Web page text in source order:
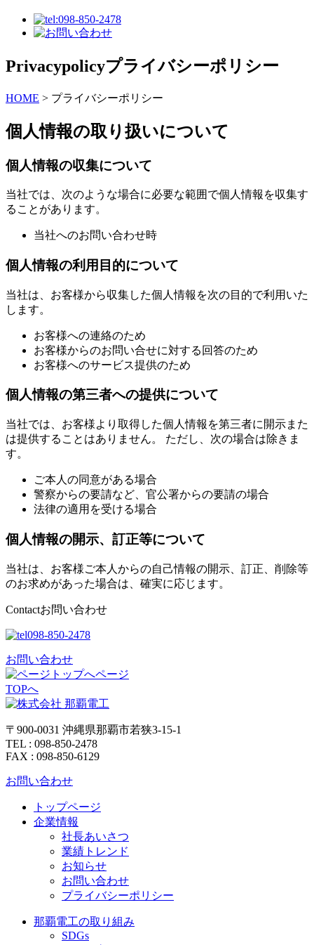
Privacypolicyプライバシーポリシー
HOME > プライバシーポリシー
個人情報の取り扱いについて
個人情報の収集について
当社では、次のような場合に必要な範囲で個人情報を収集す
ることがあります。
当社へのお問い合わせ時
個人情報の利用目的について
当社は、お客様から収集した個人情報を次の目的で利用いた
します。
お客様への連絡のため
お客様からのお問い合せに対する回答のため
お客様へのサービス提供のため
個人情報の第三者への提供について
当社では、お客様より取得した個人情報を第三者に開示また
は提供することはありません。 ただし、次の場合は除きま
す。
ご本人の同意がある場合
警察からの要請など、官公署からの要請の場合
法律の適用を受ける場合
個人情報の開示、訂正等について
当社は、お客様ご本人からの自己情報の開示、訂正、削除等
のお求めがあった場合は、確実に応じます。
Contactお問い合わせ
098-850-2478
お問い合わせ
ページ
TOPへ
〒900-0031 沖縄県那覇市若狭3-15-1
TEL : 098-850-2478
FAX : 098-850-6129
お問い合わせ
トップページ
企業情報
社長あいさつ
業績トレンド
お知らせ
お問い合わせ
プライバシーポリシー
那覇電工の取り組み
SDGs